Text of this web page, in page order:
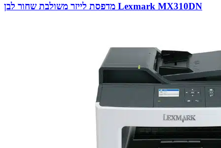
מדפסת לייזר משולבת שחור לבן Lexmark MX310DN